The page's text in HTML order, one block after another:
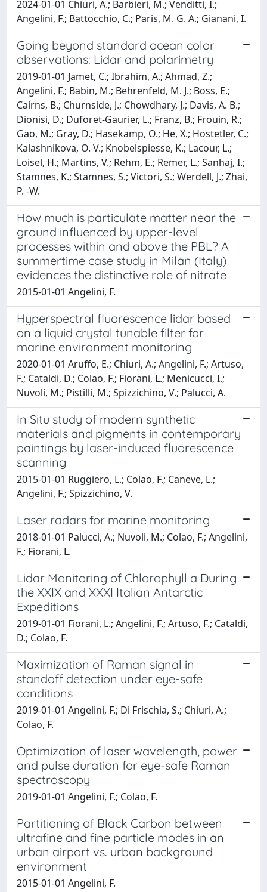
2024-01-01 Chiuri, A.; Barbieri, M.; Venditti, I.;
Angelini, F.; Battocchio, C.; Paris, M. G. A.; Gianani, I.
Going beyond standard ocean color
observations: Lidar and polarimetry
2019-01-01 Jamet, C.; Ibrahim, A.; Ahmad, Z.;
Angelini, F.; Babin, M.; Behrenfeld, M. J.; Boss, E.;
Cairns, B.; Churnside, J.; Chowdhary, J.; Davis, A. B.;
Dionisi, D.; Duforet-Gaurier, L.; Franz, B.; Frouin, R.;
Gao, M.; Gray, D.; Hasekamp, O.; He, X.; Hostetler, C.;
Kalashnikova, O. V.; Knobelspiesse, K.; Lacour, L.;
Loisel, H.; Martins, V.; Rehm, E.; Remer, L.; Sanhaj, I.;
Stamnes, K.; Stamnes, S.; Victori, S.; Werdell, J.; Zhai,
P. -W.
How much is particulate matter near the
ground influenced by upper-level
processes within and above the PBL? A
summertime case study in Milan (Italy)
evidences the distinctive role of nitrate
2015-01-01 Angelini, F.
Hyperspectral fluorescence lidar based
on a liquid crystal tunable filter for
marine environment monitoring
2020-01-01 Aruffo, E.; Chiuri, A.; Angelini, F.; Artuso,
F.; Cataldi, D.; Colao, F.; Fiorani, L.; Menicucci, I.;
Nuvoli, M.; Pistilli, M.; Spizzichino, V.; Palucci, A.
In Situ study of modern synthetic
materials and pigments in contemporary
paintings by laser-induced fluorescence
scanning
2015-01-01 Ruggiero, L.; Colao, F.; Caneve, L.;
Angelini, F.; Spizzichino, V.
Laser radars for marine monitoring
2018-01-01 Palucci, A.; Nuvoli, M.; Colao, F.; Angelini,
F.; Fiorani, L.
Lidar Monitoring of Chlorophyll a During
the XXIX and XXXI Italian Antarctic
Expeditions
2019-01-01 Fiorani, L.; Angelini, F.; Artuso, F.; Cataldi,
D.; Colao, F.
Maximization of Raman signal in
standoff detection under eye-safe
conditions
2019-01-01 Angelini, F.; Di Frischia, S.; Chiuri, A.;
Colao, F.
Optimization of laser wavelength, power
and pulse duration for eye-safe Raman
spectroscopy
2019-01-01 Angelini, F.; Colao, F.
Partitioning of Black Carbon between
ultrafine and fine particle modes in an
urban airport vs. urban background
environment
2015-01-01 Angelini, F.